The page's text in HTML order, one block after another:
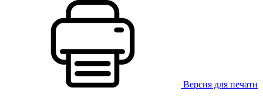
Версия для печати